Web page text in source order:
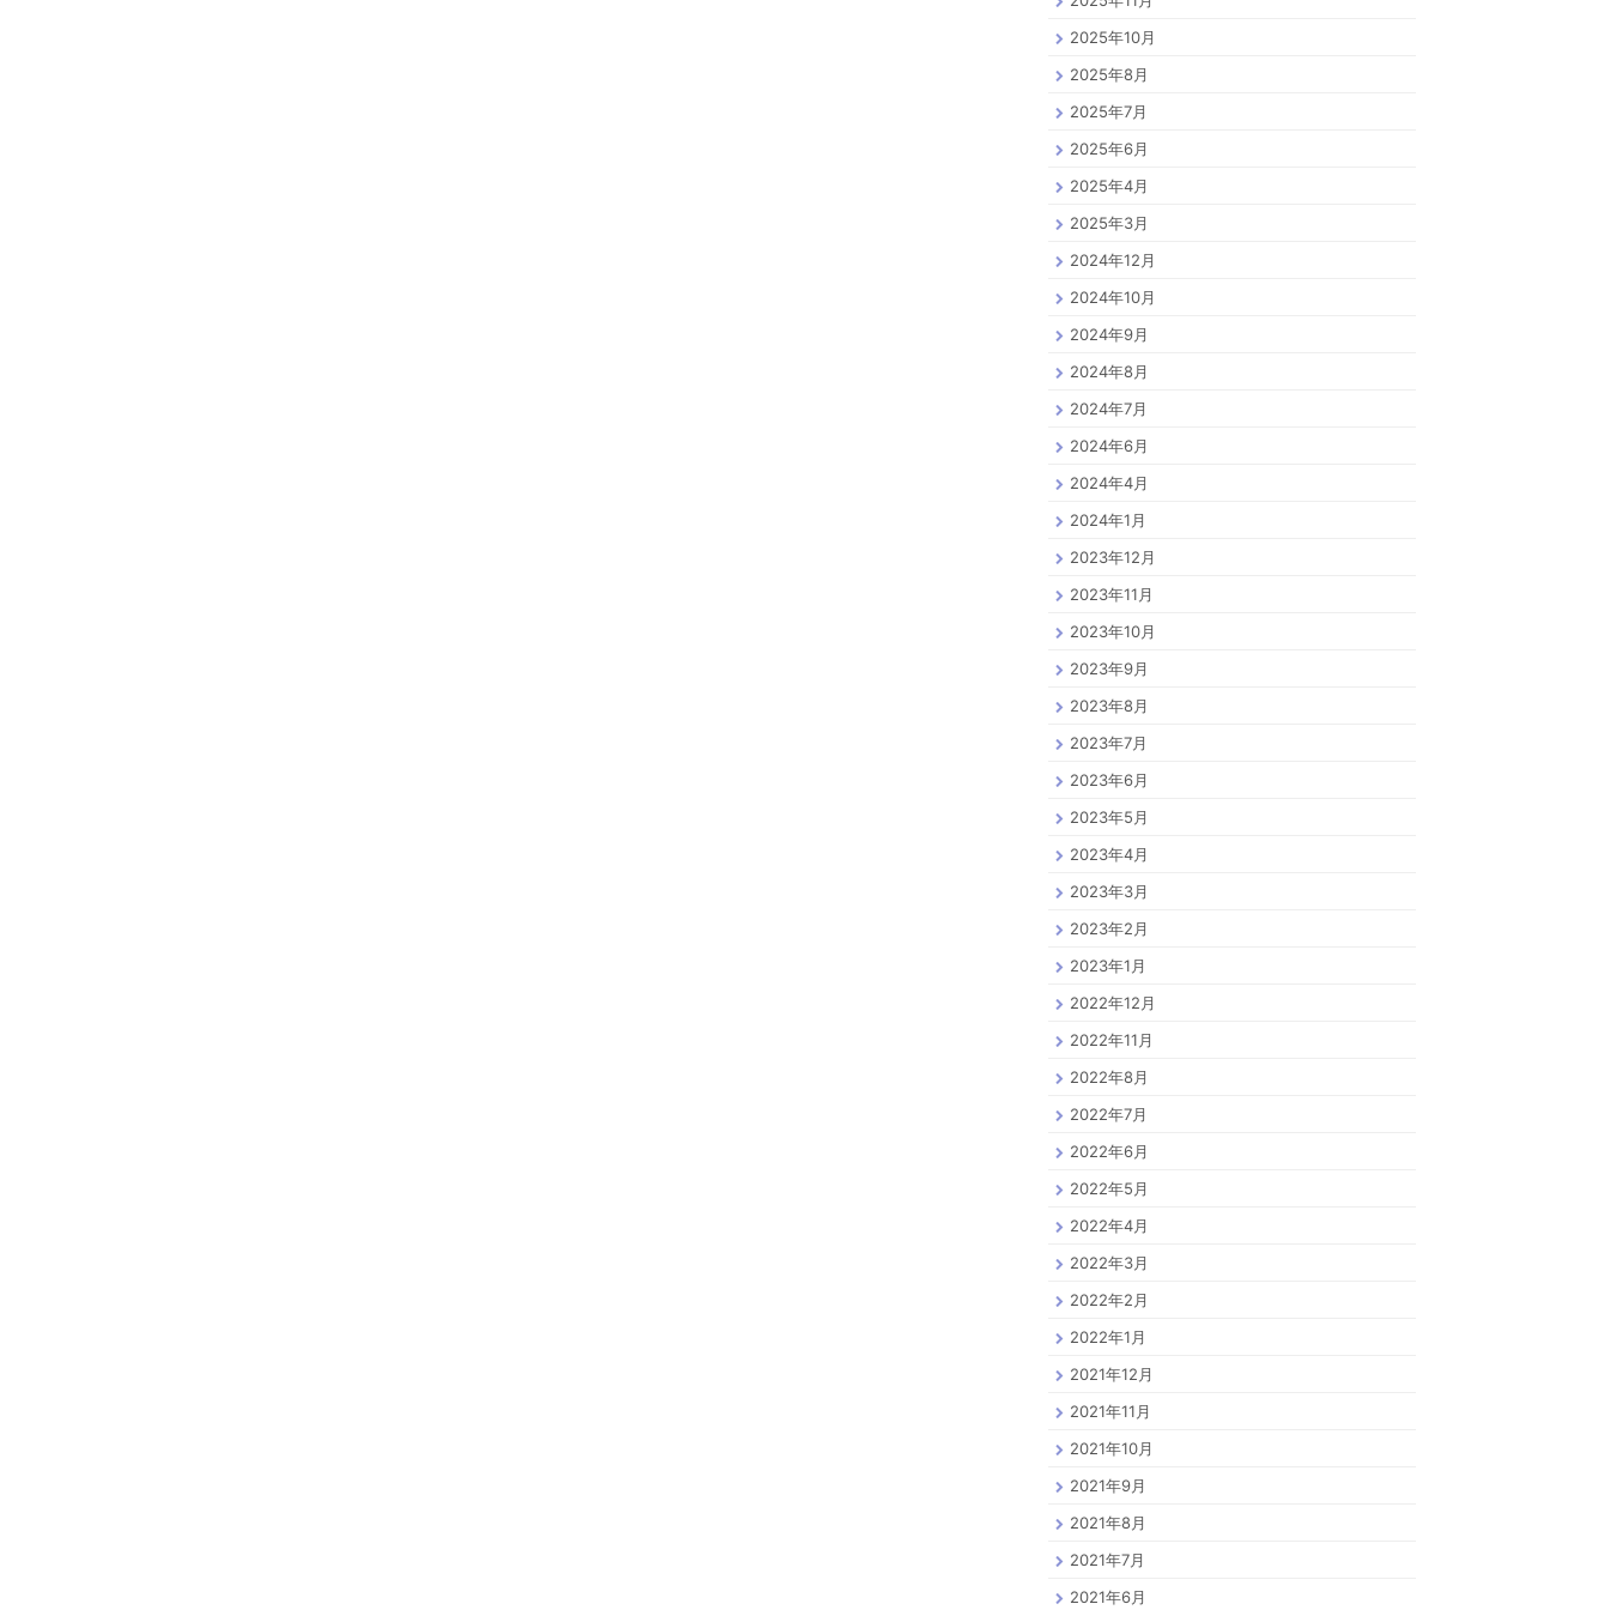
2025年10月
2025年8月
2025年7月
2025年6月
2025年4月
2025年3月
2024年12月
2024年10月
2024年9月
2024年8月
2024年7月
2024年6月
2024年4月
2024年1月
2023年12月
2023年11月
2023年10月
2023年9月
2023年8月
2023年7月
2023年6月
2023年5月
2023年4月
2023年3月
2023年2月
2023年1月
2022年12月
2022年11月
2022年8月
2022年7月
2022年6月
2022年5月
2022年4月
2022年3月
2022年2月
2022年1月
2021年12月
2021年11月
2021年10月
2021年9月
2021年8月
2021年7月
2021年6月